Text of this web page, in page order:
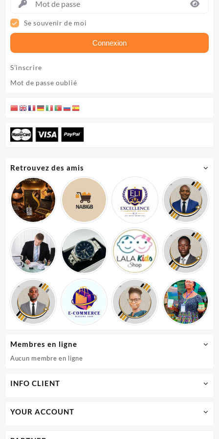
Se souvenir de moi
Connexion
S’inscrire
Mot de passe oublié
Retrouvez des amis
Membres en ligne
Aucun membre en ligne
INFO CLIENT
YOUR ACCOUNT